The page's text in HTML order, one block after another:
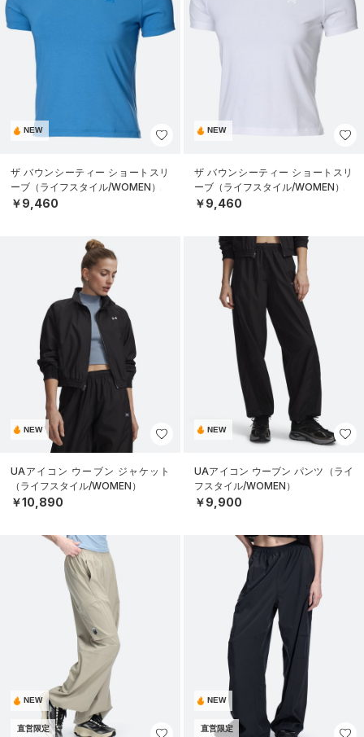
NEW
ザ バウンシーティー ショートスリ
ーブ（ライフスタイル/WOMEN）
￥9,460
NEW
ザ バウンシーティー ショートスリ
ーブ（ライフスタイル/WOMEN）
￥9,460
NEW
UAアイコン ウーブン ジャケット
（ライフスタイル/WOMEN）
￥10,890
NEW
UAアイコン ウーブン パンツ（ライ
フスタイル/WOMEN）
￥9,900
NEW
直営限定
NEW
直営限定